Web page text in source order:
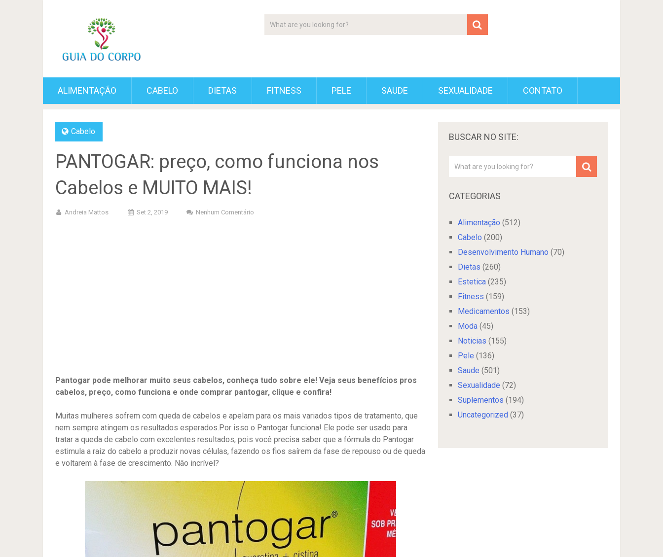
ALIMENTAÇÃO CABELO DIETAS FITNESS PELE SAUDE SEXUALIDADE CONTATO
Cabelo
PANTOGAR: preço, como funciona nos
Cabelos e MUITO MAIS!
Andreia Mattos Set 2, 2019 Nenhum Comentário
Pantogar pode melhorar muito seus cabelos, conheça tudo sobre ele! Veja seus benefícios pros
cabelos, preço, como funciona e onde comprar pantogar, clique e confira!
Muitas mulheres sofrem com queda de cabelos e apelam para os mais variados tipos de tratamento, que
nem sempre atingem os resultados esperados.Por isso o Pantogar funciona! Ele pode ser usado para
tratar a queda de cabelo com excelentes resultados, pois você precisa saber que a fórmula do Pantogar
estimula a raiz do cabelo a produzir novas células, fazendo os fios saírem da fase de repouso ou de queda
e voltarem à fase de crescimento. Não incrível?
BUSCAR NO SITE:
CATEGORIAS
Alimentação (512)
Cabelo (200)
Desenvolvimento Humano (70)
Dietas (260)
Estetica (235)
Fitness (159)
Medicamentos (153)
Moda (45)
Noticias (155)
Pele (136)
Saude (501)
Sexualidade (72)
Suplementos (194)
Uncategorized (37)